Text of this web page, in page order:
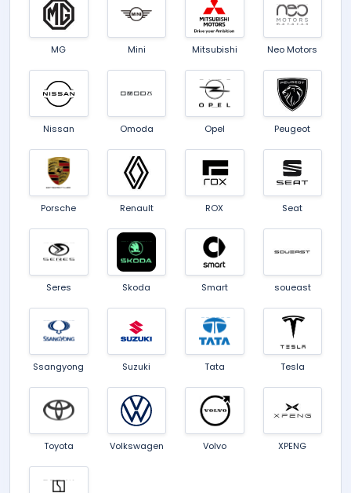
MG Mini Mitsubishi Neo Motors
Nissan Omoda Opel Peugeot
Porsche Renault ROX Seat
Seres Skoda Smart soueast
Ssangyong Suzuki Tata Tesla
Toyota Volkswagen Volvo XPENG